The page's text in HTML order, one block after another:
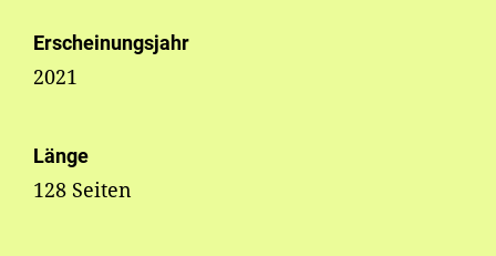
Erscheinungsjahr
2021
Länge
128 Seiten